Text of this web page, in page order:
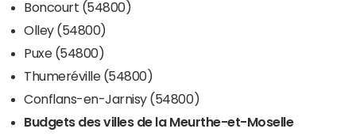
Boncourt (54800)
Olley (54800)
Puxe (54800)
Thumeréville (54800)
Conflans-en-Jarnisy (54800)
Budgets des villes de la Meurthe-et-Moselle